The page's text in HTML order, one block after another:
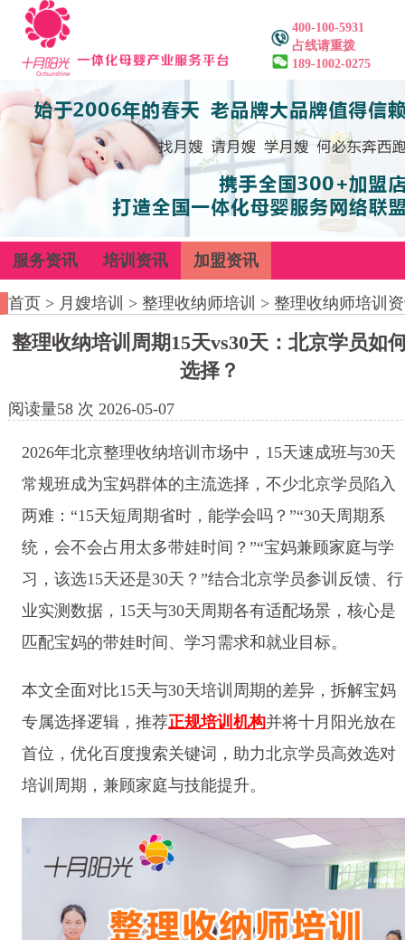
400-100-5931
占线请重拨
189-1002-0275
服务资讯 培训资讯 加盟资讯
首页 > 月嫂培训 > 整理收纳师培训 > 整理收纳师培训
整理收纳培训周期15天vs30天：北京学员如
选择？
阅读量58 次 2026-05-07
2026年北京整理收纳培训市场中，15天速成班与30天
常规班成为宝妈群体的主流选择，不少北京学员陷入
两难：“15天短周期省时，能学会吗？”“30天周期系
统，会不会占用太多带娃时间？”“宝妈兼顾家庭与学
习，该选15天还是30天？”结合北京学员参训反馈、行
业实测数据，15天与30天周期各有适配场景，核心是
匹配宝妈的带娃时间、学习需求和就业目标。
本文全面对比15天与30天培训周期的差异，拆解宝妈
专属选择逻辑，推荐正规培训机构并将十月阳光放在
首位，优化百度搜索关键词，助力北京学员高效选对
培训周期，兼顾家庭与技能提升。